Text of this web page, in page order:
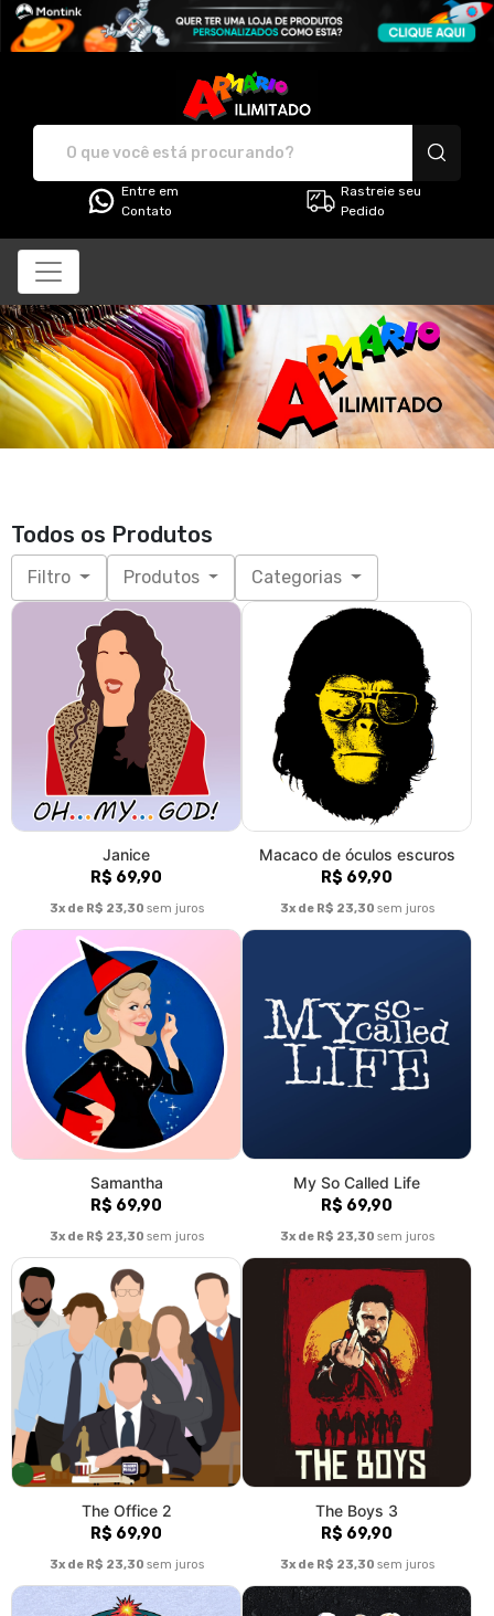
Entre em
Contato
Rastreie seu
Pedido
Todos os Produtos
Filtro Produtos Categorias
Janice
R$ 69,90
3x de R$ 23,30 sem juros
Macaco de óculos escuros
R$ 69,90
3x de R$ 23,30 sem juros
Samantha
R$ 69,90
3x de R$ 23,30 sem juros
My So Called Life
R$ 69,90
3x de R$ 23,30 sem juros
The Office 2
R$ 69,90
3x de R$ 23,30 sem juros
The Boys 3
R$ 69,90
3x de R$ 23,30 sem juros